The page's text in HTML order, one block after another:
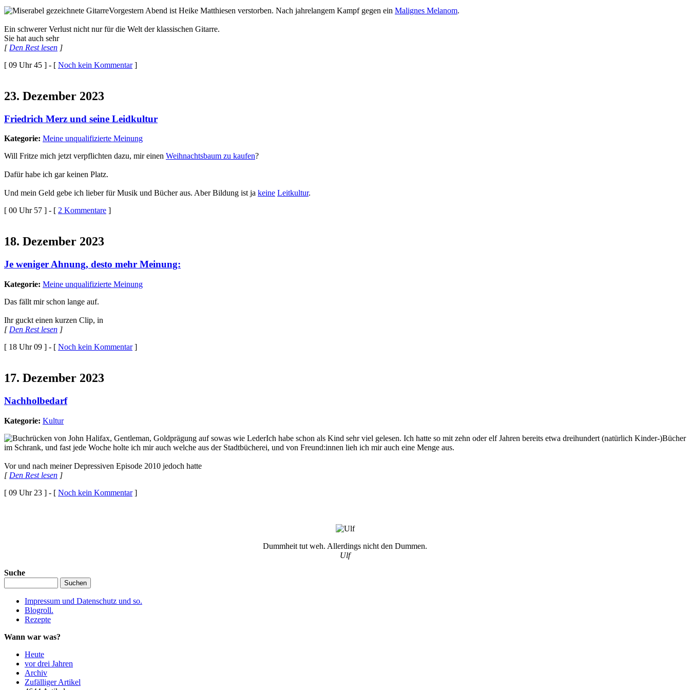
Vorgestern Abend ist Heike Matthiesen verstorben. Nach jahrelangem Kampf gegen ein Malignes Melanom.
Ein schwerer Verlust nicht nur für die Welt der klassischen Gitarre.
Sie hat auch sehr
[ Den Rest lesen ]
[ 09 Uhr 45 ] - [ Noch kein Kommentar]
23. Dezember 2023
Friedrich Merz und seine Leidkultur
Kategorie: Meine unqualifizierte Meinung
Will Fritze mich jetzt verpflichten dazu, mir einen Weihnachtsbaum zu kaufen?
Dafür habe ich gar keinen Platz.
Und mein Geld gebe ich lieber für Musik und Bücher aus. Aber Bildung ist ja keine Leitkultur.
[ 00 Uhr 57 ] - [ 2 Kommentare ]
18. Dezember 2023
Je weniger Ahnung, desto mehr Meinung:
Kategorie: Meine unqualifizierte Meinung
Das fällt mir schon lange auf.
Ihr guckt einen kurzen Clip, in
[ Den Rest lesen ]
[ 18 Uhr 09 ] - [ Noch kein Kommentar]
17. Dezember 2023
Nachholbedarf
Kategorie: Kultur
Ich habe schon als Kind sehr viel gelesen. Ich hatte so mit zehn oder elf Jahren bereits etwa dreihundert (natürlich Kinder-)Bücher
im Schrank, und fast jede Woche holte ich mir auch welche aus der Stadtbücherei, und von Freund:innen lieh ich mir auch eine Menge aus.
Vor und nach meiner Depressiven Episode 2010 jedoch hatte
[ Den Rest lesen ]
[ 09 Uhr 23 ] - [ Noch kein Kommentar]
Dummheit tut weh. Allerdings nicht den Dummen.
Ulf
Suche
Impressum und Datenschutz und so.
Blogroll.
Rezepte
Wann war was?
Heute
vor drei Jahren
Archiv
Zufälliger Artikel